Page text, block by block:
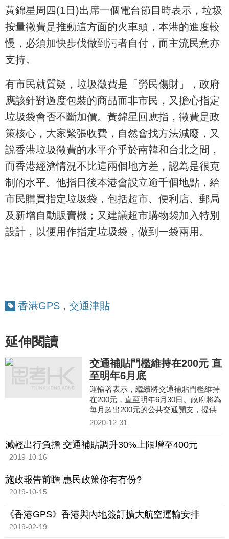
黃錦星周四(1日)出席一個電台節目時表示，垃圾
按量徵費是推動這方面的火車頭，本港的進度較
慢，必須加快步伐做到污者自付，而主流民意亦
支持。
有市民就質疑，垃圾徵費是「勞民傷財」，政府
應該針對過度包裝的商品而非市民，又擔心指定
垃圾袋會否不斷加價。黃錦星回應指，徵費是政
策核心，大家緊張收費，自然會找方法減廢，又
說香港垃圾徵費的水平介乎於南韓和台北之間，
而香港經濟情況不比這兩個地方差，認為是很克
制的水平。他指日後本港會設立逾千個地點，給
市民購買指定垃圾袋，包括超市、便利店、郵局
及新增自動販賣機；又建議超市購物袋加入特別
設計，以便用作指定垃圾袋，做到一袋兩用。
香港GPS , 交通津貼
延伸閱讀
交通補貼門檻維持在200元 直
至明年6月底
運輸署表示，繼續將交通補貼門檻維持
在200元，直至明年6月30日。政府將為
每月超出200元的公共交通開支，提供
三分之一的補貼，每張八達通的補貼金
2020-12-31
減輕出行負擔 交通補貼調升30%上限增至400元
2019-10-16
施政報告前瞻 惠民政策你有冇份?
2019-10-15
《香港GPS》香港與內地簽訂擴大航空運輸安排
2019-02-19